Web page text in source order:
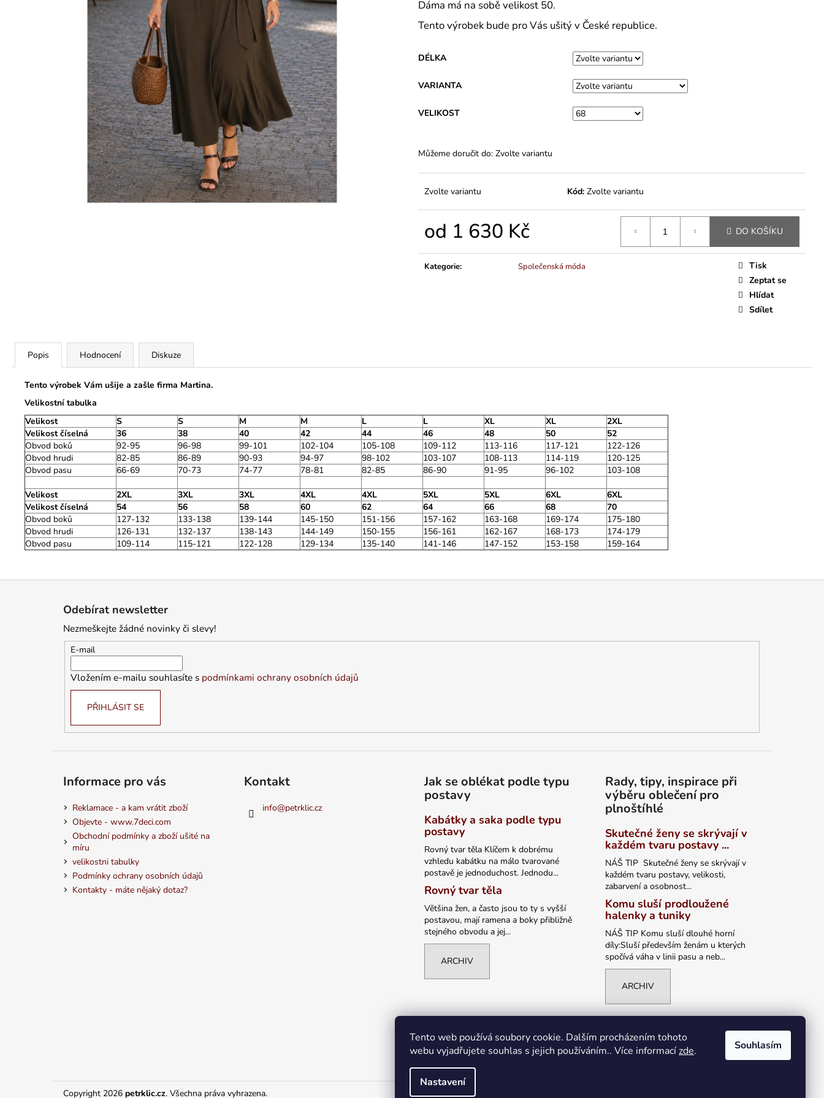
Tento web používá soubory cookie. Dalším procházením tohoto
webu vyjadřujete souhlas s jejich používáním.. Více informacízde.
Nastavení
Souhlasím
Dáma má na sobě velikost 50.
Tento výrobek bude pro Vás ušitý v České republice.
DÉLKA
VARIANTA
VELIKOST
Můžeme doručit do: Zvolte variantu
Zvolte variantu Kód: Zvolte variantu
od 1 630 Kč DO KOŠÍKU
Kategorie: Společenská móda
Tisk
Zeptat se
Hlídat
Sdílet
Popis Hodnocení Diskuze
Tento výrobek Vám ušije a zašle firma Martina.
Velikostní tabulka
Velikost
S S M M L L XL XL
2XL
Velikost číselná
36 38 40 42 44 46 48 50
52
Obvod boků
92-95 96-98 99-101 102-104 105-108 109-112 113-116 117-121
122-126
Obvod hrudi
82-85 86-89 90-93 94-97 98-102 103-107 108-113 114-119
120-125
Obvod pasu
66-69 70-73 74-77 78-81 82-85 86-90 91-95 96-102 103-108
Velikost 2XL 3XL 3XL 4XL 4XL 5XL 5XL 6XL
6XL
Velikost číselná
54 56 58 60 62 64 66 68
70
Obvod boků
127-132 133-138 139-144 145-150 151-156 157-162 163-168 169-174
175-180
Obvod hrudi
126-131 132-137 138-143 144-149 150-155 156-161 162-167 168-173
174-179
Obvod pasu
109-114 115-121 122-128 129-134 135-140 141-146 147-152 153-158 159-164
1 200 Kč
Odebírat newsletter
Nezmeškejte žádné novinky či slevy!
E-mail
Vložením e-mailu souhlasíte s podmínkami ochrany osobních údajů
PŘIHLÁSIT SE
Informace pro vás
Reklamace - a kam vrátit zboží
Objevte - www.7deci.com
Obchodní podmínky a zboží ušité na
míru
velikostni tabulky
Podmínky ochrany osobních údajů
Kontakty - máte nějaký dotaz?
Kontakt
info@petrklic.cz
Jak se oblékat podle typu
postavy
Kabátky a saka podle typu
postavy
Rovný tvar těla Klíčem k dobrému
vzhledu kabátku na málo tvarované
postavě je jednoduchost. Jednodu...
Rovný tvar těla
Většina žen, a často jsou to ty s vyšší
postavou, mají ramena a boky přibližně
stejného obvodu a jej...
ARCHIV
Rady, tipy, inspirace při
výběru oblečení pro
plnoštíhlé
Skutečné ženy se skrývají v
každém tvaru postavy ...
NÁŠ TIP Skutečné ženy se skrývají v
každém tvaru postavy, velikosti,
zabarvení a osobnost...
Komu sluší prodloužené
halenky a tuniky
NÁŠ TIP Komu sluší dlouhé horní
díly:Sluší především ženám u kterých
spočívá váha v linii pasu a neb...
ARCHIV
Copyright 2026 petrklic.cz. Všechna práva vyhrazena.